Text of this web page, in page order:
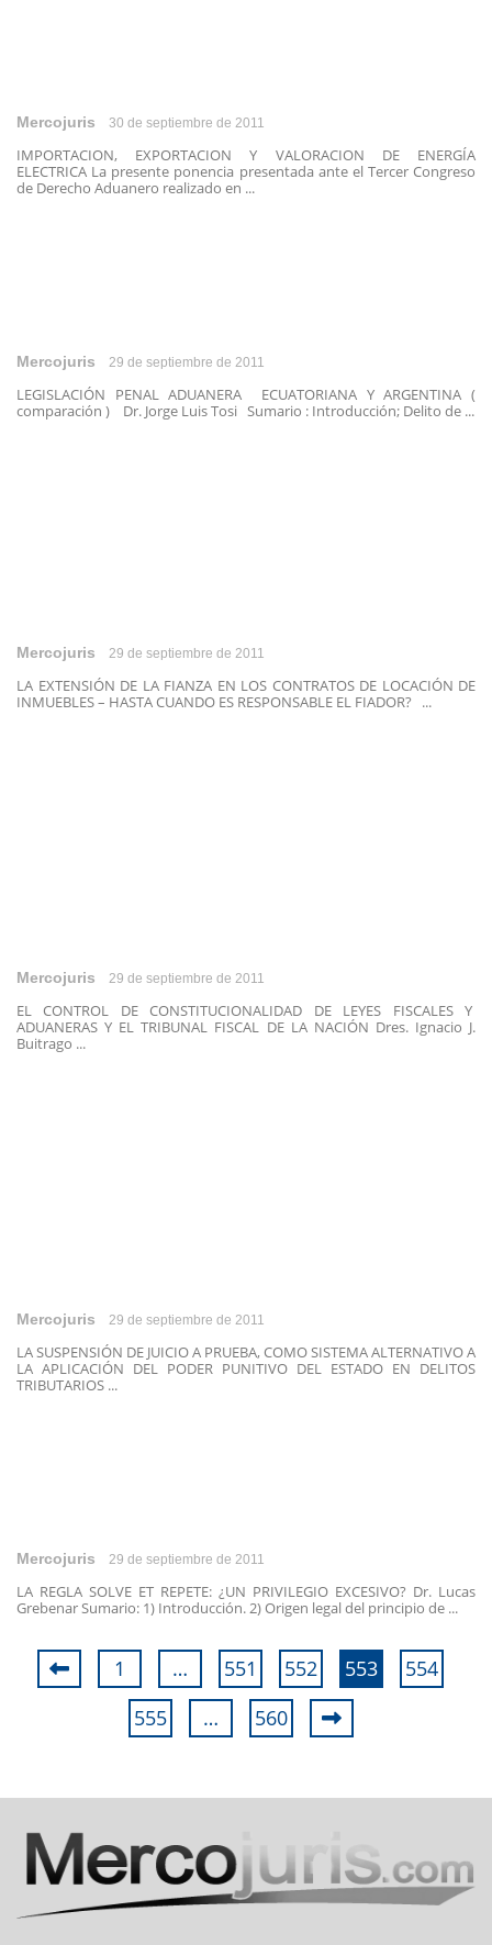
Mercojuris 30 de septiembre de 2011
IMPORTACION, EXPORTACION Y VALORACION DE ENERGÍA
ELECTRICA La presente ponencia presentada ante el Tercer Congreso
de Derecho Aduanero realizado en ...
Mercojuris 29 de septiembre de 2011
LEGISLACIÓN PENAL ADUANERA ECUATORIANA Y ARGENTINA (
comparación ) Dr. Jorge Luis Tosi Sumario : Introducción; Delito de ...
Mercojuris 29 de septiembre de 2011
LA EXTENSIÓN DE LA FIANZA EN LOS CONTRATOS DE LOCACIÓN DE
INMUEBLES – HASTA CUANDO ES RESPONSABLE EL FIADOR? ...
Mercojuris 29 de septiembre de 2011
EL CONTROL DE CONSTITUCIONALIDAD DE LEYES FISCALES Y
ADUANERAS Y EL TRIBUNAL FISCAL DE LA NACIÓN Dres. Ignacio J.
Buitrago ...
Mercojuris 29 de septiembre de 2011
LA SUSPENSIÓN DE JUICIO A PRUEBA, COMO SISTEMA ALTERNATIVO A
LA APLICACIÓN DEL PODER PUNITIVO DEL ESTADO EN DELITOS
TRIBUTARIOS ...
Mercojuris 29 de septiembre de 2011
LA REGLA SOLVE ET REPETE: ¿UN PRIVILEGIO EXCESIVO? Dr. Lucas
Grebenar Sumario: 1) Introducción. 2) Origen legal del principio de ...
1 … 551 552 553
554
555
… 560